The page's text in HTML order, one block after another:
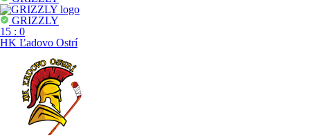
GRIZZLY
15 : 0
HK Ľadovo Ostrí